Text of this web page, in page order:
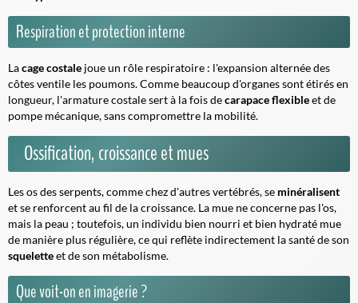
Respiration et protection interne
Lacage costale joue un rôle respiratoire : l'expansion alternée des
côtes ventile les poumons. Comme beaucoup d'organes sont étirés en
longueur, l'armature costale sert à la fois decarapace flexibleet de
pompe mécanique, sans compromettre la mobilité.
Ossification, croissance et mues
Les os des serpents, comme chez d'autres vertébrés, se minéralisent
et se renforcent au fil de la croissance. La mue ne concerne pas l'os,
mais la peau ; toutefois, un individu bien nourri et bien hydraté mue
de manière plus régulière, ce qui reflète indirectement la santé de son
squeletteet de son métabolisme.
Que voit-on en imagerie ?